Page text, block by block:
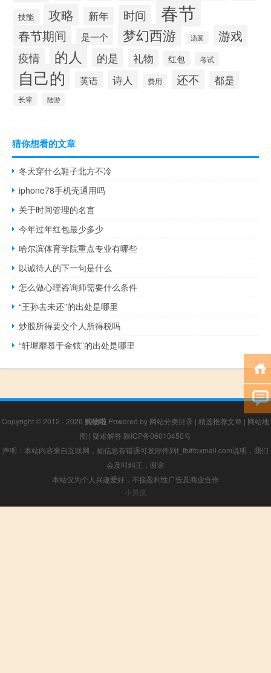
技能
攻略 新年 时间 春节
春节期间 是一个 梦幻西游 汤圆 游戏
疫情 的人 的是 礼物 红包 考试
自己的 英语 诗人 费用 还不 都是
长辈 陆游
猜你想看的文章
冬天穿什么鞋子北方不冷
iphone78手机壳通用吗
关于时间管理的名言
今年过年红包最少多少
哈尔滨体育学院重点专业有哪些
以诚待人的下一句是什么
怎么做心理咨询师需要什么条件
“王孙去未还”的出处是哪里
炒股所得要交个人所得税吗
“轩墀靡慕于金铉”的出处是哪里
Copyright © 2012 - 2026 购物啦 Powered by 网站分类目录 | 精选推荐文章 | 网站地
图 | 疑难解答 陕ICP备06010450号
声明：本站内容来自互联网，如信息有错误可发邮件到f_fb#foxmail.com说明，我们
会及时纠正，谢谢
本站仅为个人兴趣爱好，不接盈利性广告及商业合作
小男孩